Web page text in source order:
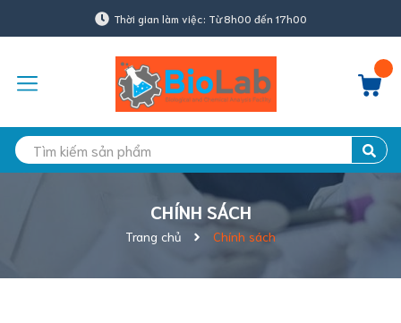
Thời gian làm việc: Từ 8h00 đến 17h00
CHÍNH SÁCH
Trang chủ Chính sách